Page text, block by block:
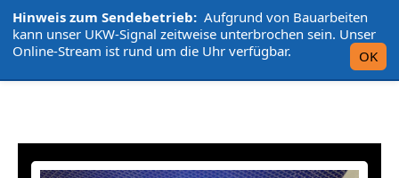
Hinweis zum Sendebetrieb: Aufgrund von Bauarbeiten
kann unser UKW-Signal zeitweise unterbrochen sein. Unser
Online-Stream ist rund um die Uhr verfügbar.
OK
L'UniCo